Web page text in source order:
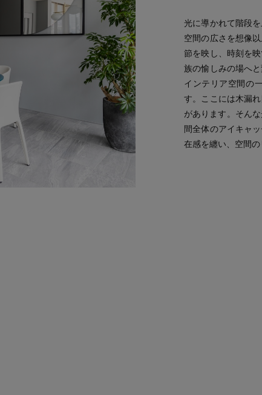
光に導かれて階段
空間の広さを想像
節を映し、時刻を
族の愉しみの場へ
インテリア空間の
す。ここには木漏
があります。そん
間全体のアイキャ
在感を纏い、空間の